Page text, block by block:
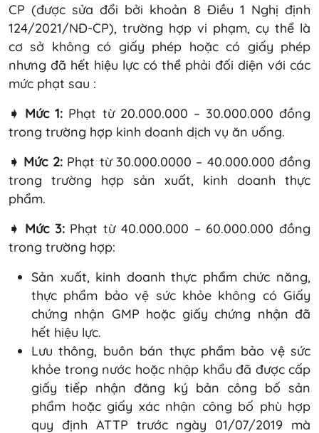
CP (được sửa đổi bởi khoản 8 Điều 1 Nghị định
124/2021/NĐ-CP), trường hợp vi phạm, cụ thể là
cơ sở không có giấy phép hoặc có giấy phép
nhưng đã hết hiệu lực có thể phải đối diện với các
mức phạt sau :
➧ Mức 1: Phạt từ 20.000.000 – 30.000.000 đồng
trong trường hợp kinh doanh dịch vụ ăn uống.
➧ Mức 2:Phạt từ 30.000.0000 – 40.000.000 đồng
trong trường hợp sản xuất, kinh doanh thực
phẩm.
➧ Mức 3:Phạt từ 40.000.000 – 60.000.000 đồng
trong trường hợp:
Sản xuất, kinh doanh thực phẩm chức năng,
thực phẩm bảo vệ sức khỏe không có Giấy
chứng nhận GMP hoặc giấy chứng nhận đã
hết hiệu lực.
Lưu thông, buôn bán thực phẩm bảo vệ sức
khỏe trong nước hoặc nhập khẩu đã được cấp
giấy tiếp nhận đăng ký bản công bố sản
phẩm hoặc giấy xác nhận công bố phù hợp
quy định ATTP trước ngày 01/07/2019 mà